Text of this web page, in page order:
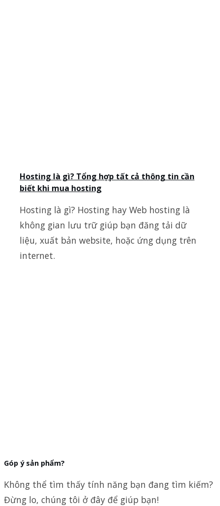
Hosting là gì? Tổng hợp tất cả thông tin cần
biết khi mua hosting
Hosting là gì? Hosting hay Web hosting là
không gian lưu trữ giúp bạn đăng tải dữ
liệu, xuất bản website, hoặc ứng dụng trên
internet.
Góp ý sản phẩm?
Không thể tìm thấy tính năng bạn đang tìm kiếm?
Đừng lo, chúng tôi ở đây để giúp bạn!